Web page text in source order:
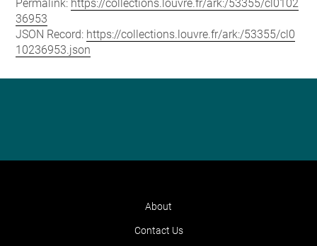
Permalink: https://collections.louvre.fr/ark:/53355/cl0102
36953
JSON Record: https://collections.louvre.fr/ark:/53355/cl0
10236953.json
About
Contact Us